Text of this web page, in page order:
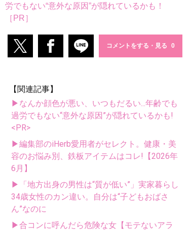
労でもない“意外な原因”が隠れているかも！
［PR］
コメントをする・見る
【関連記事】
▶なんか顔色が悪い、いつもだるい...年齢でも
過労でもない“意外な原因”が隠れているかも!
<PR>
▶編集部のiHerb愛用者がセレクト。健康・美
容のお悩み別、鉄板アイテムはコレ!【2026年
6月】
▶「地方出身の男性は“質が低い”」実家暮らし
34歳女性のカン違い。自分は“子どもおばさ
ん”なのに
▶合コンに呼んだら危険な女【モテないアラ